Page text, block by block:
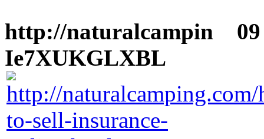
http://naturalcampin
09
Ie7XUKGLXBL